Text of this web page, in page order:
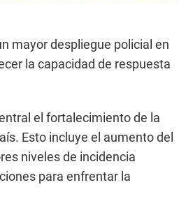
mayor despliegue policial en
la capacidad de respuesta
el fortalecimiento de la
Esto incluye el aumento del
niveles de incidencia
para enfrentar la